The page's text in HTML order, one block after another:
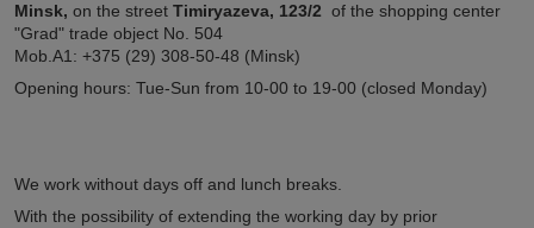
Minsk, on the street Timiryazeva, 123/2 of the shopping center
"Grad" trade object No. 504
Mob.A1: +375 (29) 308-50-48 (Minsk)
Opening hours: Tue-Sun from 10-00 to 19-00 (closed Monday)
We work without days off and lunch breaks.
With the possibility of extending the working day by prior